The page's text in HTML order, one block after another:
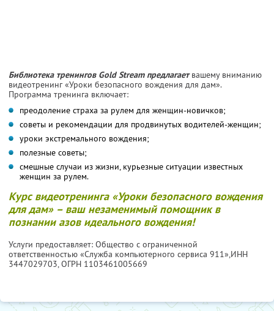
Библиотека тренингов Gold Stream предлагаетвашему вниманию
видеотренинг «Уроки безопасного вождения для дам».
Программа тренинга включает:
преодоление страха за рулем для женщин-новичков;
советы и рекомендации для продвинутых водителей-женщин;
уроки экстремального вождения;
полезные советы;
смешные случаи из жизни, курьезные ситуации известных
женщин за рулем.
Курс видеотренинга «Уроки безопасного вождения
для дам» – ваш незаменимый помощник в
познании азов идеального вождения!
Услуги предоставляет: Общество с ограниченной
ответственностью «Служба компьютерного сервиса 911»,ИНН
3447029703, ОГРН 1103461005669